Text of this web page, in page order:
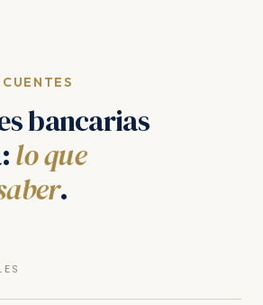
bancarias
lo que
.